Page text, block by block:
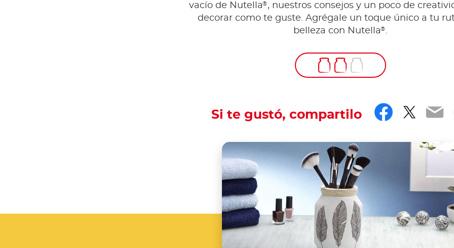
vacío de Nutella®, nuestros consejos y un poco de
decorar como te guste. Agrégale un toque único a tu
belleza con Nutella®.
Si te gustó, compartilo